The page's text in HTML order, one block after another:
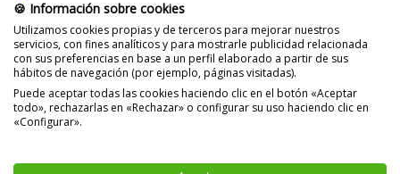
© 2014 -2026 FarmaciaVizcaíno.com
🍪 Información sobre cookies
Utilizamos cookies propias y de terceros para mejorar nuestros
servicios, con fines analíticos y para mostrarle publicidad relacionada
con sus preferencias en base a un perfil elaborado a partir de sus
hábitos de navegación (por ejemplo, páginas visitadas).
Puede aceptar todas las cookies haciendo clic en el botón «Aceptar
todo», rechazarlas en «Rechazar» o configurar su uso haciendo clic en
«Configurar».